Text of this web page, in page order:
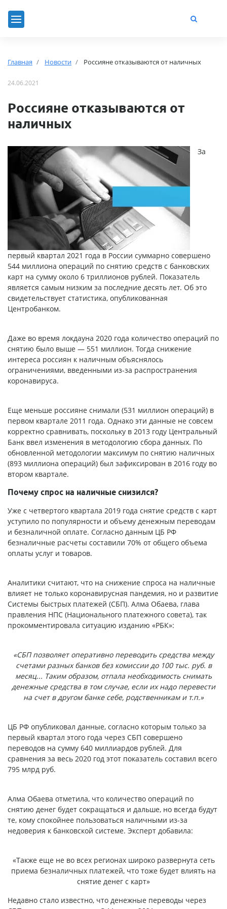
Главная Новости Россияне отказываются от наличных
24.06.2021
Россияне отказываются от
наличных
За
первый квартал 2021 года в России суммарно совершено
544 миллиона операций по снятию средств с банковских
карт на сумму около 6 триллионов рублей. Показатель
является самым низким за последние десять лет. Об это
свидетельствует статистика, опубликованная
Центробанком.
Даже во время локдауна 2020 года количество операций по
снятию было выше — 551 миллион. Тогда снижение
интереса россиян к наличным объяснялось
ограничениями, введенными из-за распространения
коронавируса.
Еще меньше россияне снимали (531 миллион операций) в
первом квартале 2011 года. Однако эти данные не совсем
корректно сравнивать, поскольку в 2013 году Центральный
Банк ввел изменения в методологию сбора данных. По
обновленной методологии максимум по снятию наличных
(893 миллиона операций) был зафиксирован в 2016 году во
втором квартале.
Почему спрос на наличные снизился?
Уже с четвертого квартала 2019 года снятие средств с карт
уступило по популярности и объему денежным переводам
и безналичной оплате. Согласно данным ЦБ РФ
безналичные расчеты составили 70% от общего объема
оплаты услуг и товаров.
Аналитики считают, что на снижение спроса на наличные
влияет не только коронавирусная пандемия, но и развитие
Системы быстрых платежей (СБП). Алма Обаева, глава
правления НПС (Национального платежного совета), так
прокомментировала ситуацию изданию «РБК»:
«СБП позволяет оперативно переводить средства между
счетами разных банков без комиссии до 100 тыс. руб. в
месяц... Таким образом, отпала необходимость снимать
денежные средства в том случае, если их надо перевести
на счет в другом банке себе, родственникам и т.п.»
ЦБ РФ опубликовал данные, согласно которым только за
первый квартал этого года через СБП совершено
переводов на сумму 640 миллиардов рублей. Для
сравнения за весь 2020 год этот показатель составил всего
795 млрд руб.
Алма Обаева отметила, что количество операций по
снятию денег будет сокращаться и дальше, но всегда будут
те, кому спокойнее пользоваться наличными из-за
недоверия к банковской системе. Эксперт добавила:
«Также еще не во всех регионах широко развернута сеть
приема безналичных платежей, что тоже будет влиять на
снятие денег с карт»
Недавно стало известно, что денежные переводы через